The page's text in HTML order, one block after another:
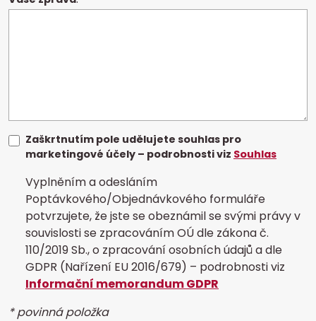
Zaškrtnutím pole udělujete souhlas pro
marketingové účely – podrobnosti viz Souhlas
Vyplněním a odesláním
Poptávkového/Objednávkového formuláře
potvrzujete, že jste se obeznámil se svými právy v
souvislosti se zpracováním OÚ dle zákona č.
110/2019 Sb., o zpracování osobních údajů a dle
GDPR (Nařízení EU 2016/679) – podrobnosti viz
Informační memorandum GDPR
* povinná položka